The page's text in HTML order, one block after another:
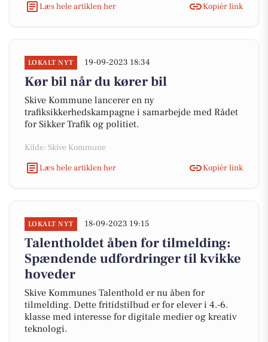
Læs hele artiklen her
Kopiér link
LOKALT NYT 19-09-2023 18:34
Kør bil når du kører bil
Skive Kommune lancerer en ny
trafiksikkerhedskampagne i samarbejde med Rådet
for Sikker Trafik og politiet.
Kilde: Skive Kommune
Læs hele artiklen her
Kopiér link
LOKALT NYT 18-09-2023 19:15
Talentholdet åben for tilmelding:
Spændende udfordringer til kvikke
hoveder
Skive Kommunes Talenthold er nu åben for
tilmelding. Dette fritidstilbud er for elever i 4.-6.
klasse med interesse for digitale medier og kreativ
teknologi.